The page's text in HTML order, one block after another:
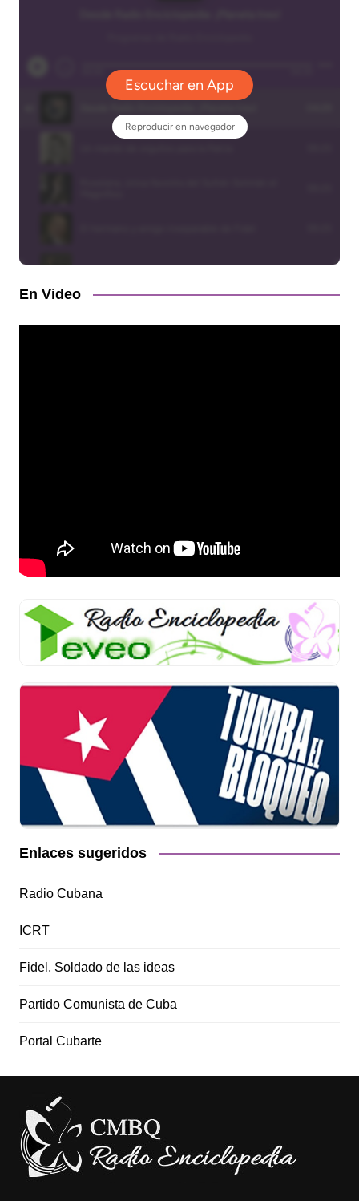
En Video
Enlaces sugeridos
Radio Cubana
ICRT
Fidel, Soldado de las ideas
Partido Comunista de Cuba
Portal Cubarte